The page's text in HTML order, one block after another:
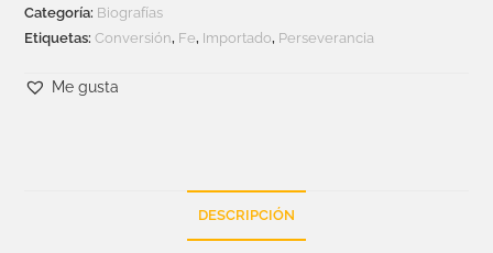
Categoría: Biografías
Etiquetas:Conversión, Fe, Importado, Perseverancia
Me gusta
DESCRIPCIÓN